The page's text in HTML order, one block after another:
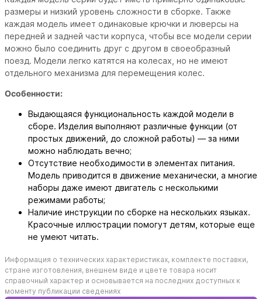
размеры и низкий уровень сложности в сборке. Также
каждая модель имеет одинаковые крючки и люверсы на
передней и задней части корпуса, чтобы все модели серии
можно было соединить друг с другом в своеобразный
поезд. Модели легко катятся на колесах, но не имеют
отдельного механизма для перемещения колес.
Особенности:
Выдающаяся функциональность каждой модели в
сборе. Изделия выполняют различные функции (от
простых движений, до сложной работы) — за ними
можно наблюдать вечно;
Отсутствие необходимости в элементах питания.
Модель приводится в движение механически, а многие
наборы даже имеют двигатель с несколькими
режимами работы;
Наличие инструкции по сборке на нескольких языках.
Красочные иллюстрации помогут детям, которые еще
не умеют читать.
Информация о технических характеристиках, комплекте поставки,
стране изготовления, внешнем виде и цвете товара носит
справочный характер и основывается на последних доступных к
моменту публикации сведениях